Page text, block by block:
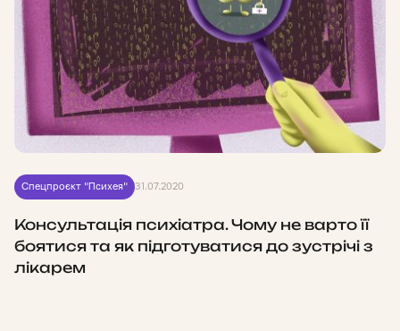
Спецпроєкт "Психея" 31.07.2020
Консультація психіатра. Чому не варто її
боятися та як підготуватися до зустрічі з
лікарем